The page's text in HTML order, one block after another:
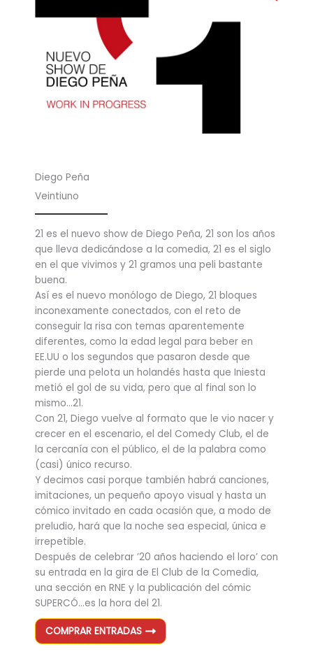
Diego Peña
Veintiuno
21 es el nuevo show de Diego Peña, 21 son los años
que lleva dedicándose a la comedia, 21 es el siglo
en el que vivimos y 21 gramos una peli bastante
buena.
Así es el nuevo monólogo de Diego, 21 bloques
inconexamente conectados, con el reto de
conseguir la risa con temas aparentemente
diferentes, como la edad legal para beber en
EE.UU o los segundos que pasaron desde que
pierde una pelota un holandés hasta que Iniesta
metió el gol de su vida, pero que al final son lo
mismo…21.
Con 21, Diego vuelve al formato que le vio nacer y
crecer en el escenario, el del Comedy Club, el de
la cercanía con el público, el de la palabra como
(casi) único recurso.
Y decimos casi porque también habrá canciones,
imitaciones, un pequeño apoyo visual y hasta un
cómico invitado en cada ocasión que, a modo de
preludio, hará que la noche sea especial, única e
irrepetible.
Después de celebrar ’20 años haciendo el loro’ con
su entrada en la gira de El Club de la Comedia,
una sección en RNE y la publicación del cómic
SUPERCÓ…es la hora del 21.
COMPRAR ENTRADAS